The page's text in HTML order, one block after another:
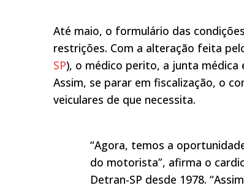
Até maio, o formulário das
restrições. Com a alteração feita
SP), o médico perito, a junta médica
Assim, se parar em fiscalização, o
veiculares de que necessita.
“Agora, temos a
do motorista”, afirma o
Detran-SP desde 1978.